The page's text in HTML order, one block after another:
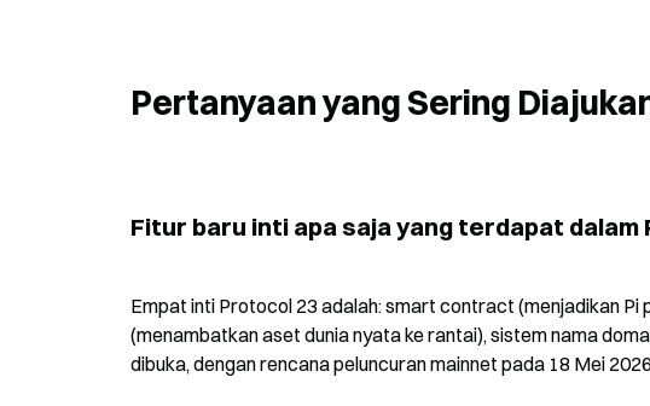
Pertanyaan yang Sering
Fitur baru inti apa saja yang terdapat
Empat inti Protocol 23 adalah: smart contract (menjadikan
(menambatkan aset dunia nyata ke rantai), sistem nama
dibuka, dengan rencana peluncuran mainnet pada 18 Mei